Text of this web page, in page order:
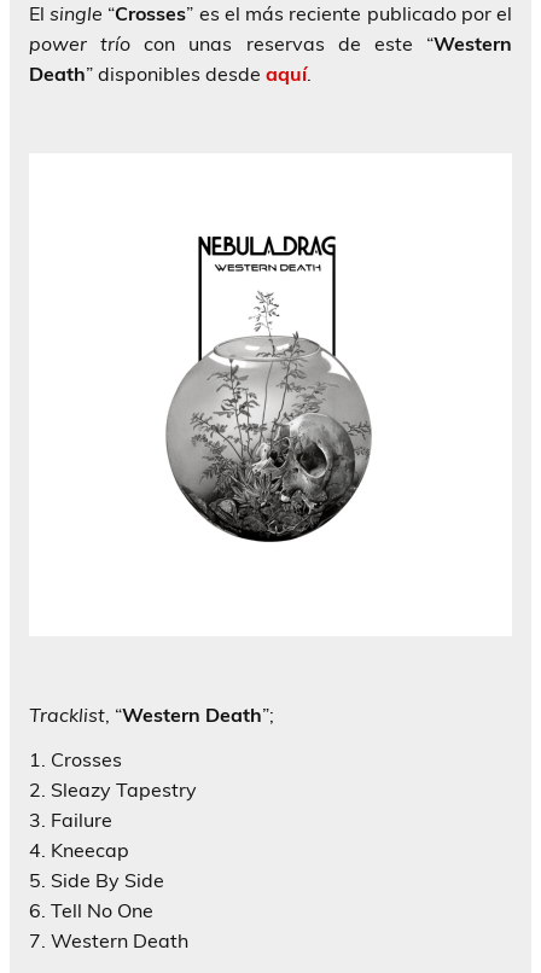
Elsingle “Crosses” es el más reciente publicado por el
power trío con unas reservas de este “Western
Death” disponibles desde aquí.
Tracklist, “Western Death”;
1. Crosses
2. Sleazy Tapestry
3. Failure
4. Kneecap
5. Side By Side
6. Tell No One
7. Western Death